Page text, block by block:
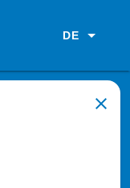
DE
close